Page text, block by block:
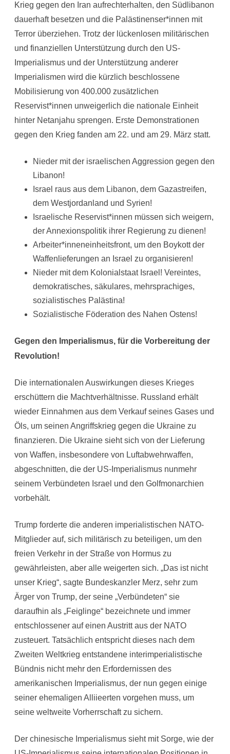
Krieg gegen den Iran aufrechterhalten, den Südlibanon
dauerhaft besetzen und die Palästinenser*innen mit
Terror überziehen. Trotz der lückenlosen militärischen
und finanziellen Unterstützung durch den US-
Imperialismus und der Unterstützung anderer
Imperialismen wird die kürzlich beschlossene
Mobilisierung von 400.000 zusätzlichen
Reservist*innen unweigerlich die nationale Einheit
hinter Netanjahu sprengen. Erste Demonstrationen
gegen den Krieg fanden am 22. und am 29. März statt.
Nieder mit der israelischen Aggression gegen den
Libanon!
Israel raus aus dem Libanon, dem Gazastreifen,
dem Westjordanland und Syrien!
Israelische Reservist*innen müssen sich weigern,
der Annexionspolitik ihrer Regierung zu dienen!
Arbeiter*inneneinheitsfront, um den Boykott der
Waffenlieferungen an Israel zu organisieren!
Nieder mit dem Kolonialstaat Israel! Vereintes,
demokratisches, säkulares, mehrsprachiges,
sozialistisches Palästina!
Sozialistische Föderation des Nahen Ostens!
Gegen den Imperialismus, für die Vorbereitung der
Revolution!
Die internationalen Auswirkungen dieses Krieges
erschüttern die Machtverhältnisse. Russland erhält
wieder Einnahmen aus dem Verkauf seines Gases und
Öls, um seinen Angriffskrieg gegen die Ukraine zu
finanzieren. Die Ukraine sieht sich von der Lieferung
von Waffen, insbesondere von Luftabwehrwaffen,
abgeschnitten, die der US-Imperialismus nunmehr
seinem Verbündeten Israel und den Golfmonarchien
vorbehält.
Trump forderte die anderen imperialistischen NATO-
Mitglieder auf, sich militärisch zu beteiligen, um den
freien Verkehr in der Straße von Hormus zu
gewährleisten, aber alle weigerten sich. „Das ist nicht
unser Krieg“, sagte Bundeskanzler Merz, sehr zum
Ärger von Trump, der seine „Verbündeten“ sie
daraufhin als „Feiglinge“ bezeichnete und immer
entschlossener auf einen Austritt aus der NATO
zusteuert. Tatsächlich entspricht dieses nach dem
Zweiten Weltkrieg entstandene interimperialistische
Bündnis nicht mehr den Erfordernissen des
amerikanischen Imperialismus, der nun gegen einige
seiner ehemaligen Alliieerten vorgehen muss, um
seine weltweite Vorherrschaft zu sichern.
Der chinesische Imperialismus sieht mit Sorge, wie der